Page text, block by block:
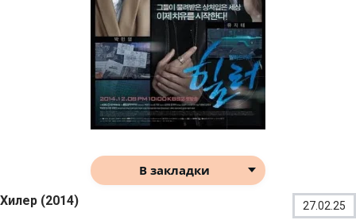
В закладки
Хилер (2014) 27.02.25